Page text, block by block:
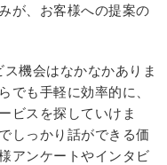
が、お客様への提案の
ス機会はなかなかありま
でも手軽に効率的に、
ビスを探していけま
しっかり話ができる価
アンケートやインタビ